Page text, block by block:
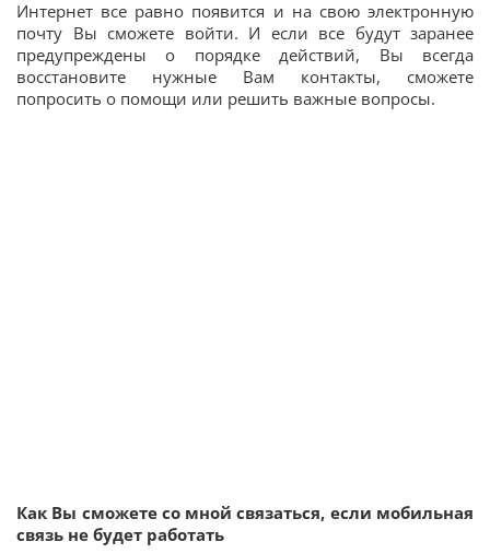
Интернет все равно появится и на свою электронную
почту Вы сможете войти. И если все будут заранее
предупреждены о порядке действий, Вы всегда
восстановите нужные Вам контакты, сможете
попросить о помощи или решить важные вопросы.
Как Вы сможете со мной связаться, если мобильная
связь не будет работать